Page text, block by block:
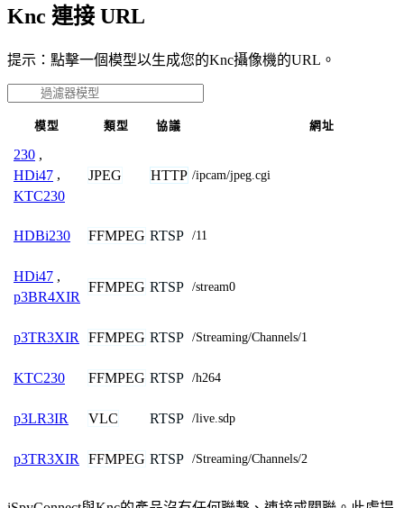
Knc 連接 URL
提示：點擊一個模型以生成您的Knc攝像機的URL。
模型 類型 協議 網址
230 ,
HDi47 ,
KTC230
JPEG HTTP /ipcam/jpeg.cgi
HDBi230 FFMPEG RTSP /11
HDi47 ,
p3BR4XIR
FFMPEG RTSP /stream0
p3TR3XIR FFMPEG RTSP /Streaming/Channels/1
KTC230 FFMPEG RTSP /h264
p3LR3IR VLC RTSP /live.sdp
p3TR3XIR FFMPEG RTSP /Streaming/Channels/2